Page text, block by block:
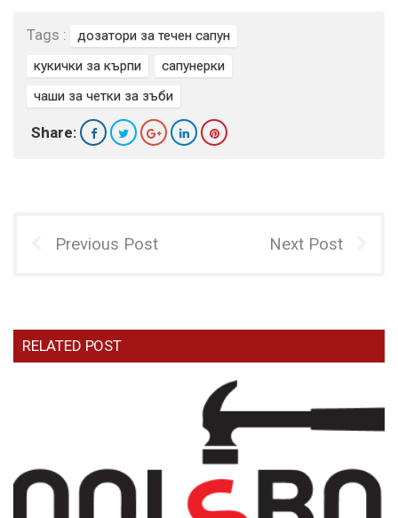
Tags :
дозатори за течен сапун
кукички за кърпи
сапунерки
чаши за четки за зъби
Share:
Previous Post Next Post
RELATED POST